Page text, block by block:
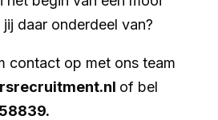
daar onderdeel van?
contact op met ons team
of bel